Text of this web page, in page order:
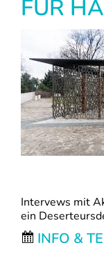
FÜR
Intervews mit
ein
INFO &